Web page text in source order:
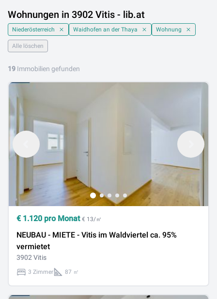
Wohnungen in 3902 Vitis - lib.at
Niederösterreich Waidhofen an der Thaya Wohnung
Alle löschen
19 Immobilien gefunden
€ 1.120 pro Monat € 13/㎡
NEUBAU - MIETE - Vitis im Waldviertel ca. 95%
vermietet
3902 Vitis
3 Zimmer 87 ㎡